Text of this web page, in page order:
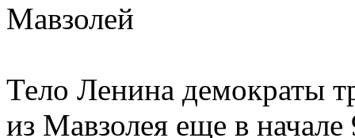
Мавзолей
Тело Ленина демократы
из Мавзолея еще в